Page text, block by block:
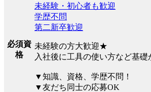
必須資
格
未経験・初心者も歓迎
学歴不問
第二新卒歓迎
未経験の方大歓迎★
入社後に工具の使い方など基礎
▼知識、資格、学歴不問！
▼友だち同士の応募OK